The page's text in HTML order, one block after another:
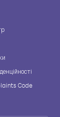
Code